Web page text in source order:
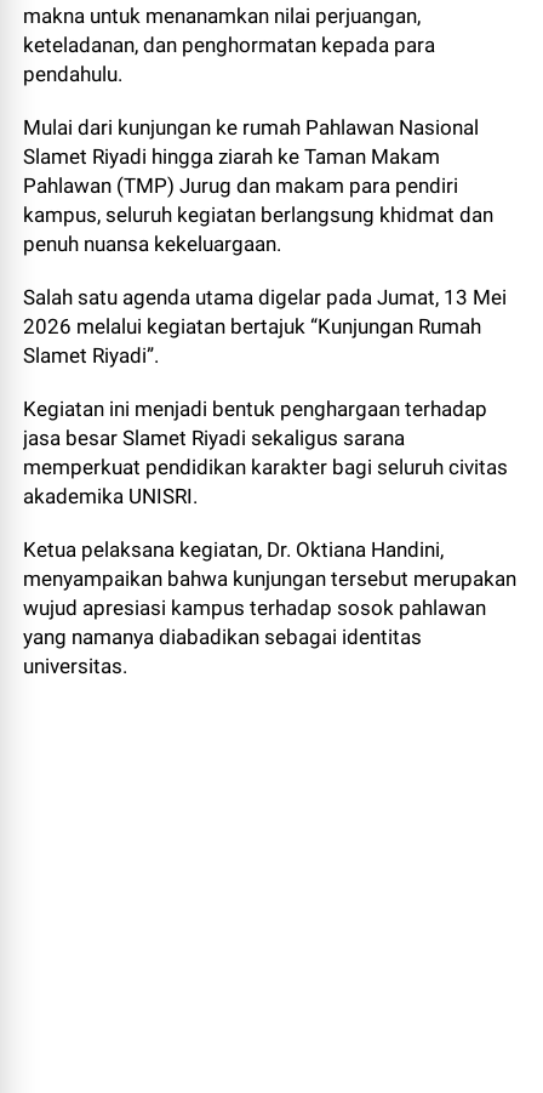
makna untuk menanamkan nilai perjuangan,
keteladanan, dan penghormatan kepada para
pendahulu.
Mulai dari kunjungan ke rumah Pahlawan Nasional
Slamet Riyadi hingga ziarah ke Taman Makam
Pahlawan (TMP) Jurug dan makam para pendiri
kampus, seluruh kegiatan berlangsung khidmat dan
penuh nuansa kekeluargaan.
Salah satu agenda utama digelar pada Jumat, 13 Mei
2026 melalui kegiatan bertajuk “Kunjungan Rumah
Slamet Riyadi”.
Kegiatan ini menjadi bentuk penghargaan terhadap
jasa besar Slamet Riyadi sekaligus sarana
memperkuat pendidikan karakter bagi seluruh civitas
akademika UNISRI.
Ketua pelaksana kegiatan, Dr. Oktiana Handini,
menyampaikan bahwa kunjungan tersebut merupakan
wujud apresiasi kampus terhadap sosok pahlawan
yang namanya diabadikan sebagai identitas
universitas.